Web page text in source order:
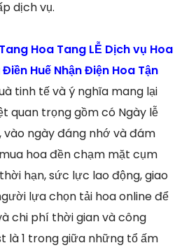
dịch vụ.
Hoa Tang LỄ Dịch vụ Hoa
Huế Nhận Điện Hoa Tận
tinh tế và ý nghĩa mang lại
quan trọng gồm có Ngày lễ
vào ngày đáng nhớ và đám
hoa đền chạm mặt cụm
hạn, sức lực lao động, giao
lựa chọn tải hoa online để
chi phí thời gian và công
là 1 trong giữa những tổ ấm